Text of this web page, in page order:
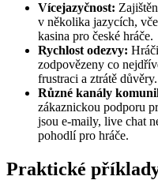
Vícejazyčnost:
v několika jazycích,
kasina pro české hráče.
Rychlost odezvy:
zodpovězeny co
frustraci a ztrátě důvěry.
Různé kanály
zákaznickou podporu
jsou e-maily, live chat
pohodlí pro hráče.
Praktické